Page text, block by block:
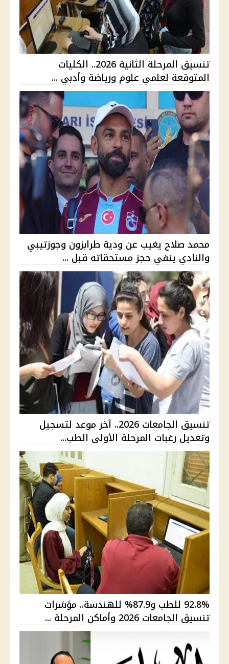
تنسيق المرحلة الثانية 2026.. الكليات
المتوقعة لعلمي علوم ورياضة وأدبي ...
محمد صلاح يغيب عن ودية طرابزون وجوزتيبي
والنادي ينفي حجز مستحقاته قبل ...
تنسيق الجامعات 2026.. آخر موعد لتسجيل
وتعديل رغبات المرحلة الأولى الطب...
92.8% للطب و87.9% للهندسة.. مؤشرات
تنسيق الجامعات 2026 وأماكن المرحلة ...